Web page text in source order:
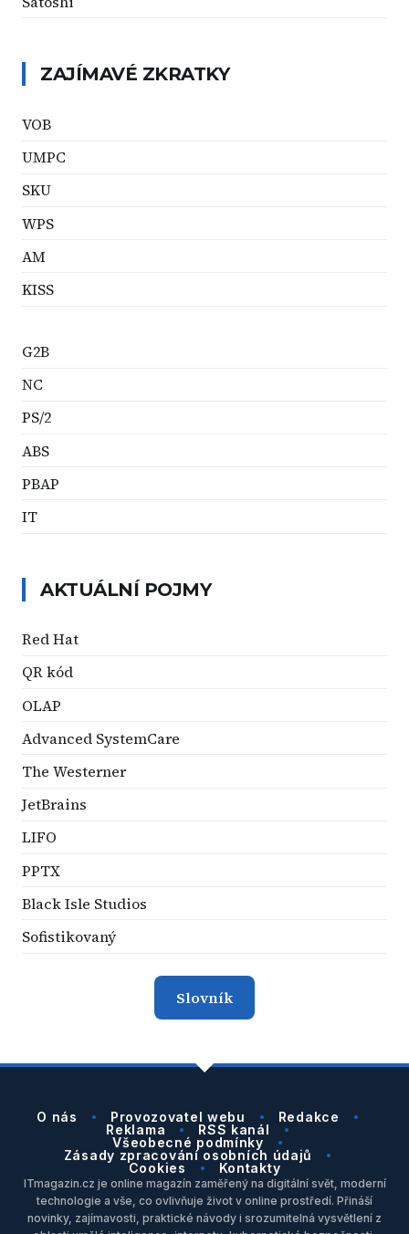
ZAJÍMAVÉ ZKRATKY
VOB
UMPC
SKU
WPS
AM
KISS
G2B
NC
PS/2
ABS
PBAP
IT
AKTUÁLNÍ POJMY
Red Hat
QR kód
OLAP
Advanced SystemCare
The Westerner
JetBrains
LIFO
PPTX
Black Isle Studios
Sofistikovaný
Slovník
O nás Provozovatel webu
Redakce
Reklama
RSS kanál
Všeobecné podmínky
Zásady zpracování osobních údajů
Cookies
Kontakty
ITmagazin.cz je online magazín zaměřený na digitální svět, moderní
technologie a vše, co ovlivňuje život v online prostředí. Přináší
novinky, zajímavosti, praktické návody i srozumitelná vysvětlení z